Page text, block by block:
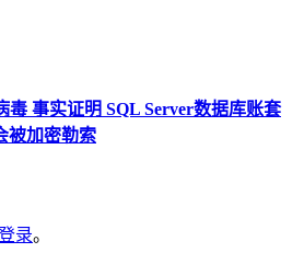
毒 事实证明 SQL Server数据库账套
被加密勒索
录。